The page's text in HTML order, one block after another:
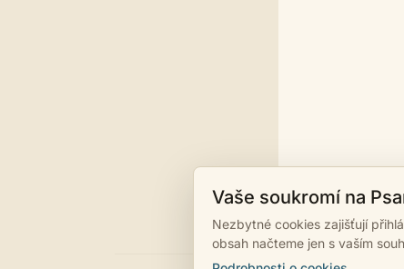
Vaše soukromí na
Nezbytné cookies zajišťují
obsah načteme jen s vaším